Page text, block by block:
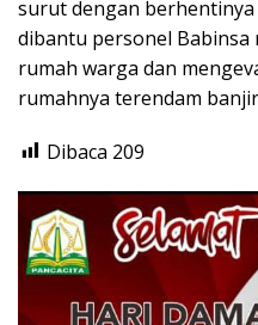
surut dengan
dibantu personel
rumah warga dan
rumahnya terendam
Dibaca 209